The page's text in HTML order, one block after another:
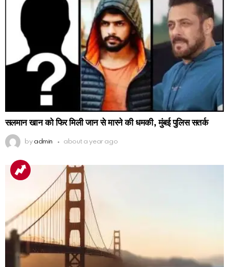
सलमान खान को फिर मिली जान से मारने की धमकी, मुंबई पुलिस सतर्क
by admin about a year ago